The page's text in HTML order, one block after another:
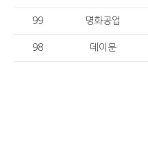
99 명화공업
98 데이문